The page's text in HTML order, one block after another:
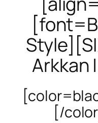
Arkkan
[/